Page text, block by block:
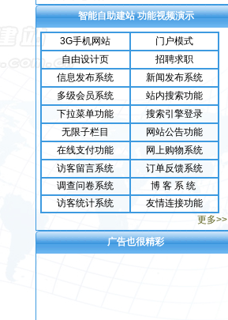
・清泉骏龙房产网
・良缘婚庆礼仪公司
新华理财在线
常店镇振兴小学
・马援艺术网
・上海宜镁嘉镁业有限公司
・朝阳跑腿联盟
・雅安时空在线
・海安音之舞舞蹈培训
山海天餐饮
衡南育儿网
北京书画网
衡南县机关实验幼儿园
・成都市神韵艺术传播
・唯骐房地产
智能自助建站 功能视频演示
3G手机网站
门户模式
自由设计页
招聘求职
信息发布系统
新闻发布系统
多级会员系统
站内搜索功能
下拉菜单功能
搜索引擎登录
无限子栏目
网站公告功能
在线支付功能
网上购物系统
访客留言系统
订单反馈系统
调查问卷系统
博 客 系 统
访客统计系统
友情连接功能
更多>>
广告也很精彩